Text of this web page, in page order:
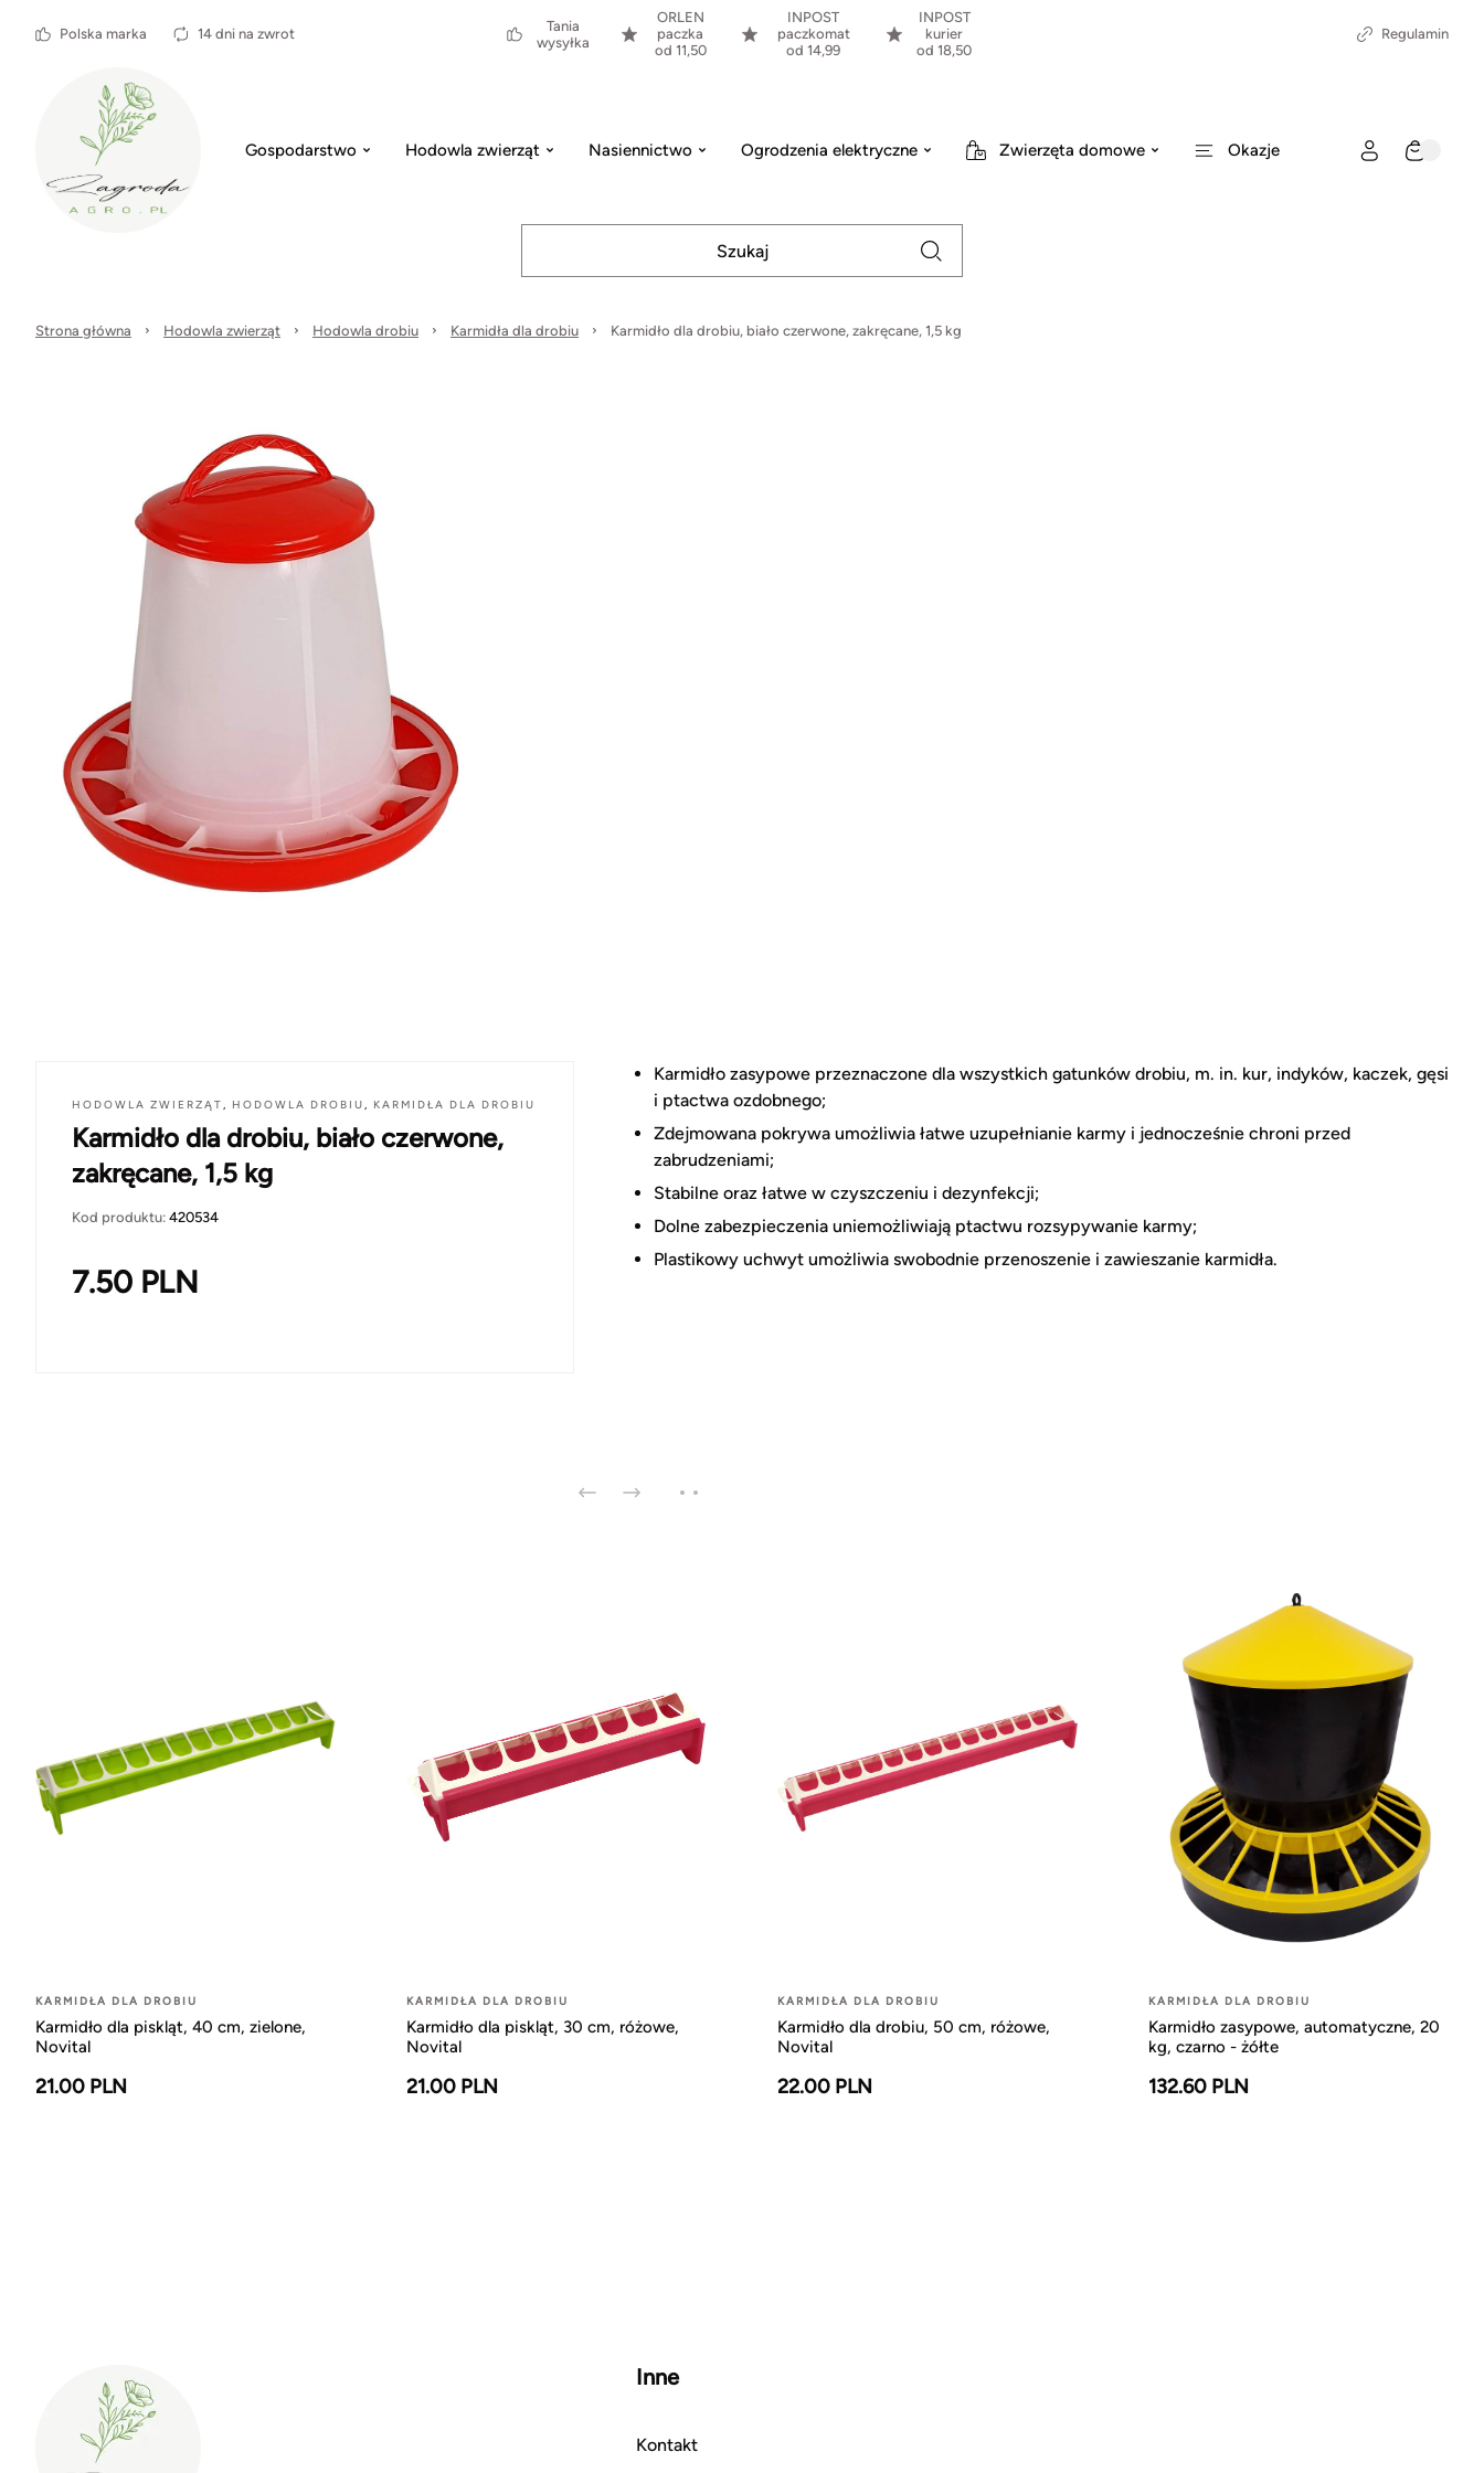
Polska marka 14 dni na zwrot
Tania
wysyłka
ORLEN
paczka
od 11,50
INPOST
paczkomat
od 14,99
INPOST
kurier
od 18,50
Regulamin
Gospodarstwo Hodowla zwierząt Nasiennictwo Ogrodzenia elektryczne Zwierzęta domowe Okazje
Strona główna Hodowla zwierząt Hodowla drobiu Karmidła dla drobiu Karmidło dla drobiu, biało czerwone, zakręcane, 1,5 kg
HODOWLA ZWIERZĄT, HODOWLA DROBIU, KARMIDŁA DLA DROBIU
Karmidło dla drobiu, biało czerwone,
zakręcane, 1,5 kg
Kod produktu: 420534
7.50 PLN
Karmidło zasypowe przeznaczone dla wszystkich gatunków drobiu, m. in. kur, indyków, kaczek, gęsi
i ptactwa ozdobnego;
Zdejmowana pokrywa umożliwia łatwe uzupełnianie karmy i jednocześnie chroni przed
zabrudzeniami;
Stabilne oraz łatwe w czyszczeniu i dezynfekcji;
Dolne zabezpieczenia uniemożliwiają ptactwu rozsypywanie karmy;
Plastikowy uchwyt umożliwia swobodnie przenoszenie i zawieszanie karmidła.
KARMIDŁA DLA DROBIU
Karmidło dla piskląt, 40 cm, zielone,
Novital
21.00 PLN
KARMIDŁA DLA DROBIU
Karmidło dla piskląt, 30 cm, różowe,
Novital
21.00 PLN
KARMIDŁA DLA DROBIU
Karmidło dla drobiu, 50 cm, różowe,
Novital
22.00 PLN
KARMIDŁA DLA DROBIU
Karmidło zasypowe, automatyczne, 20
kg, czarno - żółte
132.60 PLN
Inne
Kontakt